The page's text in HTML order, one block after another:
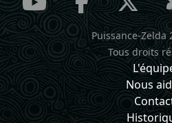
Puissance-Zelda
Tous droits
Nous